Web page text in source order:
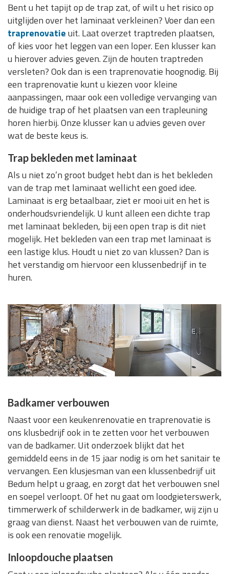
Bent u het tapijt op de trap zat, of wilt u het risico op
uitglijden over het laminaat verkleinen? Voer dan een
traprenovatieuit. Laat overzet traptreden plaatsen,
of kies voor het leggen van een loper. Een klusser kan
u hierover advies geven. Zijn de houten traptreden
versleten? Ook dan is een traprenovatie hoognodig. Bij
een traprenovatie kunt u kiezen voor kleine
aanpassingen, maar ook een volledige vervanging van
de huidige trap of het plaatsen van een trapleuning
horen hierbij. Onze klusser kan u advies geven over
wat de beste keus is.
Trap bekleden met laminaat
Als u niet zo’n groot budget hebt dan is het bekleden
van de trap met laminaat wellicht een goed idee.
Laminaat is erg betaalbaar, ziet er mooi uit en het is
onderhoudsvriendelijk. U kunt alleen een dichte trap
met laminaat bekleden, bij een open trap is dit niet
mogelijk. Het bekleden van een trap met laminaat is
een lastige klus. Houdt u niet zo van klussen? Dan is
het verstandig om hiervoor een klussenbedrijf in te
huren.
Badkamer verbouwen
Naast voor een keukenrenovatie en traprenovatie is
ons klusbedrijf ook in te zetten voor het verbouwen
van de badkamer. Uit onderzoek blijkt dat het
gemiddeld eens in de 15 jaar nodig is om het sanitair te
vervangen. Een klusjesman van een klussenbedrijf uit
Bedum helpt u graag, en zorgt dat het verbouwen snel
en soepel verloopt. Of het nu gaat om loodgieterswerk,
timmerwerk of schilderwerk in de badkamer, wij zijn u
graag van dienst. Naast het verbouwen van de ruimte,
is ook een renovatie mogelijk.
Inloopdouche plaatsen